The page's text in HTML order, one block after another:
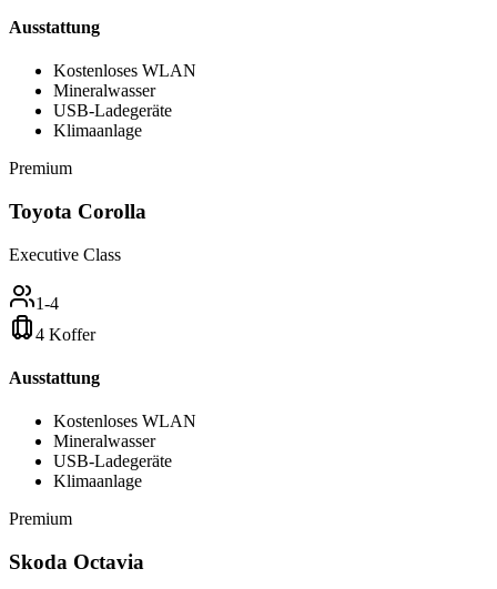
Ausstattung
Kostenloses WLAN
Mineralwasser
USB-Ladegeräte
Klimaanlage
Premium
Toyota Corolla
Executive Class
1-4
4 Koffer
Ausstattung
Kostenloses WLAN
Mineralwasser
USB-Ladegeräte
Klimaanlage
Premium
Skoda Octavia